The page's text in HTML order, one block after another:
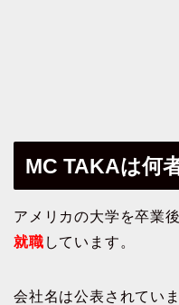
MC TAKAは何
アメリカの大学を卒業
就職 しています。
会社名は公表されてい